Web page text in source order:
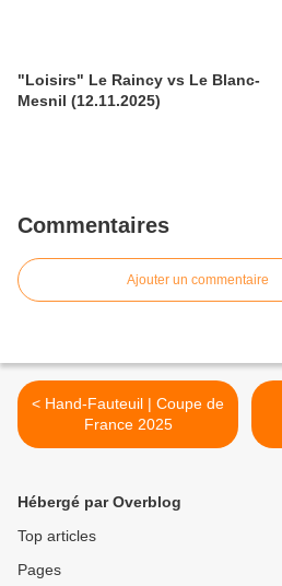
"Loisirs" Le Raincy vs Le Blanc-
Mesnil (12.11.2025)
Commentaires
Ajouter un commentaire
< Hand-Fauteuil | Coupe de
France 2025
Hébergé par Overblog
Top articles
Pages